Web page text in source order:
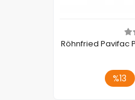
Röhnfried Pavifac
%13